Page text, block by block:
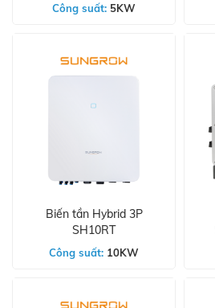
Công suất: 5KW
Biến tần Hybrid 3P
SH10RT
Công suất: 10KW